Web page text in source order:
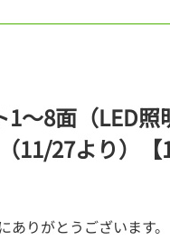
1～8面（LED照
11/27より）
りがとうございます。